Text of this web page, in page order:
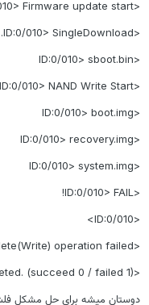
دوستان میشه برای حل مشکل